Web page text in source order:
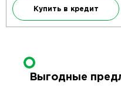
Купить в кредит
Выгодные